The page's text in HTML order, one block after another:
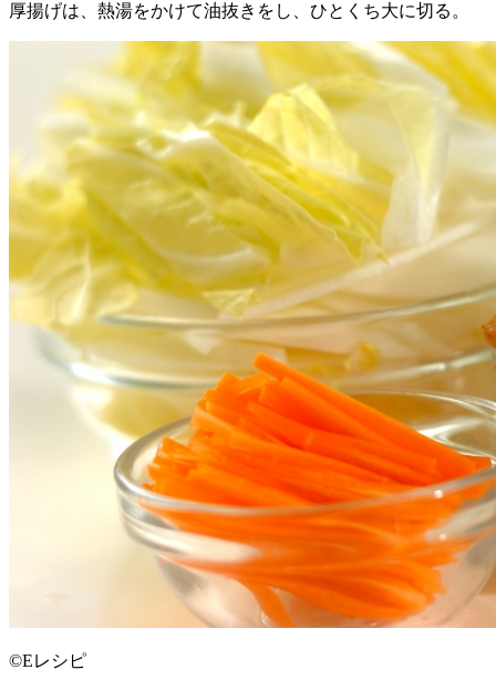
厚揚げは、熱湯をかけて油抜きをし、ひとくち大に切る。
©Eレシピ